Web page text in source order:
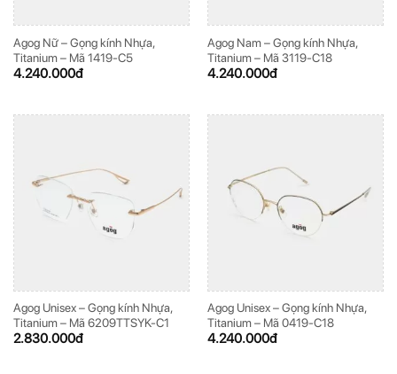
Agog Nữ – Gọng kính Nhựa,
Titanium – Mã 1419-C5
4.240.000đ
Agog Nam – Gọng kính Nhựa,
Titanium – Mã 3119-C18
4.240.000đ
Agog Unisex – Gọng kính Nhựa,
Titanium – Mã 6209TTSYK-C1
2.830.000đ
Agog Unisex – Gọng kính Nhựa,
Titanium – Mã 0419-C18
4.240.000đ